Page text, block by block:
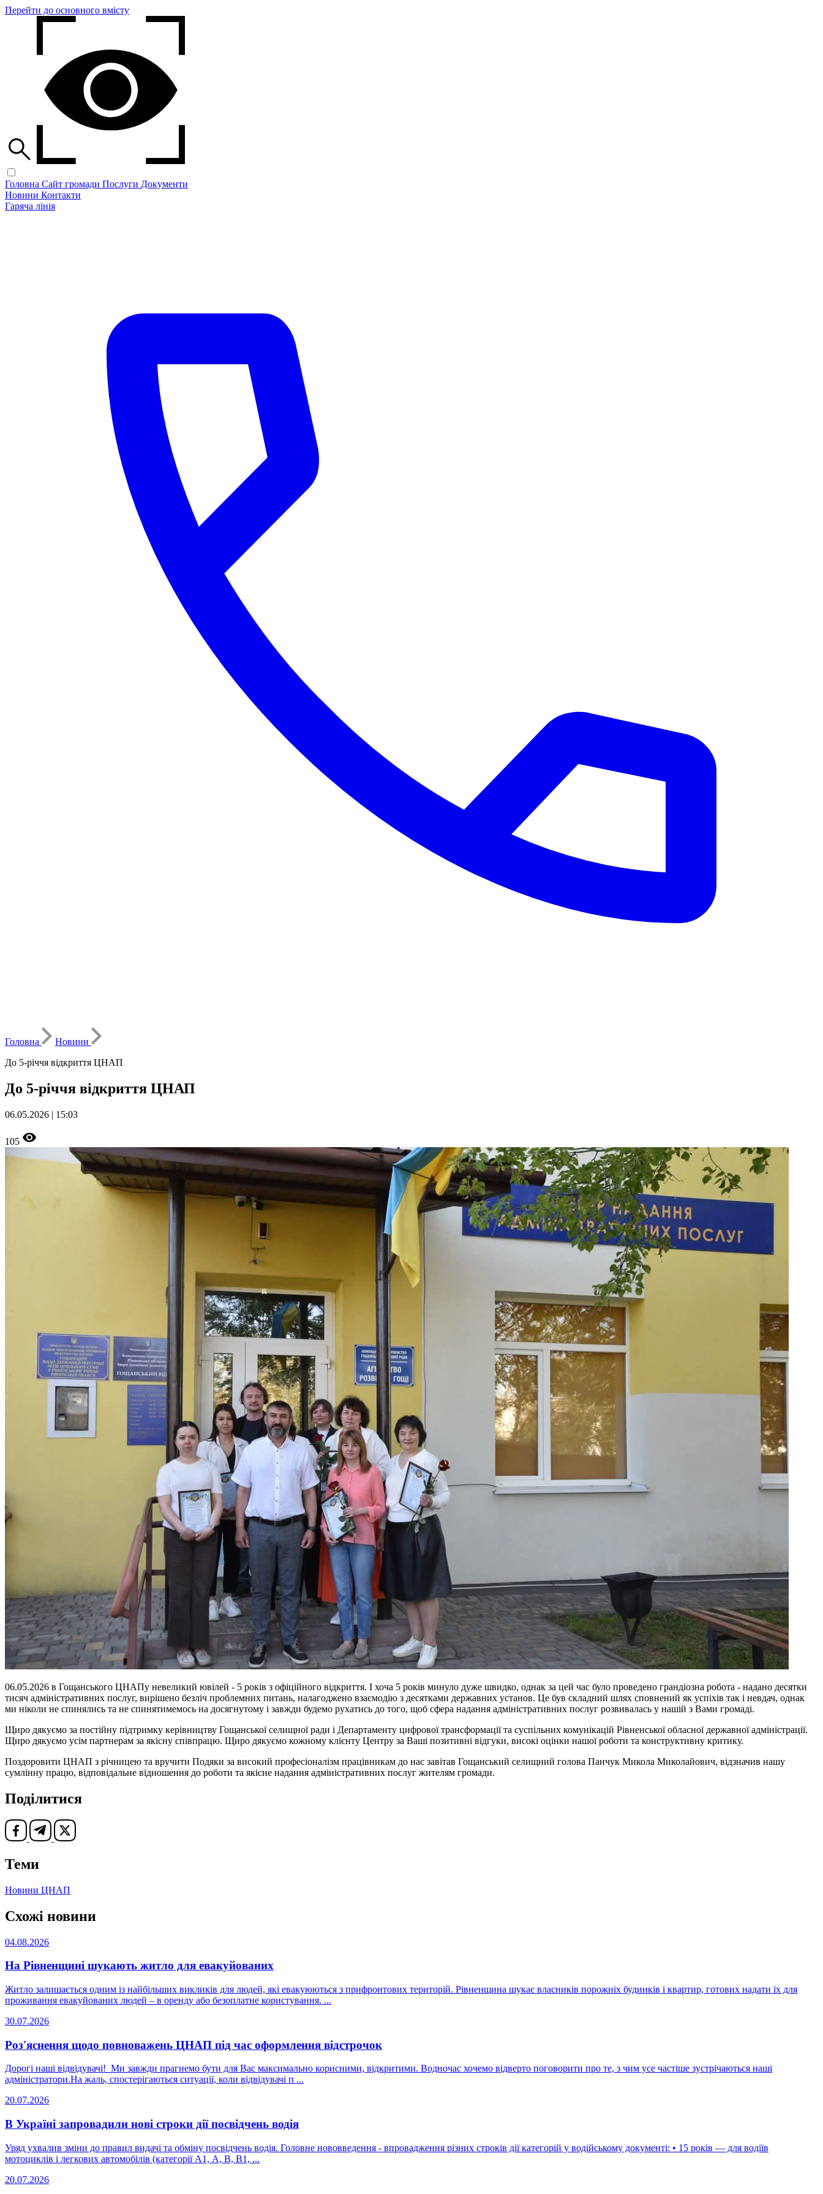
Перейти до основного вмісту
Головна Сайт громади Послуги Документи
Новини Контакти
Гаряча лінія
Головна
Новини
До 5-річчя відкриття ЦНАП
До 5-річчя відкриття ЦНАП
06.05.2026 | 15:03
105
06.05.2026 в Гощанського ЦНАПу невеликий ювілей - 5 років з офіційного відкриття. І хоча 5 років минуло дуже швидко, однак за цей час було проведено грандіозна робота - надано десятки
тисяч адміністративних послуг, вирішено безліч проблемних питань, налагоджено взаємодію з десятками державних установ. Це був складний шлях сповнений як успіхів так і невдач, однак
ми ніколи не спинялись та не спинятимемось на досягнутому і завжди будемо рухатись до того, щоб сфера надання адміністративних послуг розвивалась у нашій з Вами громаді.
Щиро дякуємо за постійну підтримку керівництву Гощанської селищної ради і Департаменту цифрової транcформації та суспільних комунікацій Рівненської обласної державної адміністрації.
Щиро дякуємо усім партнерам за якісну співпрацю. Щиро дякуємо кожному клієнту Центру за Ваші позитивні відгуки, високі оцінки нашої роботи та конструктивну критику.
Поздоровити ЦНАП з річницею та вручити Подяки за високий професіоналізм працівникам до нас завітав Гощанський селищний голова Панчук Микола Миколайович, відзначив нашу
сумлінну працю, відповідальне відношення до роботи та якісне надання адміністративних послуг жителям громади.
Поділитися
Теми
Новини ЦНАП
Схожі новини
04.08.2026
На Рівненщині шукають житло для евакуйованих
Житло залишається одним із найбільших викликів для людей, які евакуюються з прифронтових територій. Рівненщина шукає власників порожніх будинків і квартир, готових надати їх для
проживання евакуйованих людей – в оренду або безоплатне користування. ...
30.07.2026
Роз'яснення щодо повноважень ЦНАП під час оформлення відстрочок
Дорогі наші відвідувачі! Ми завжди прагнемо бути для Вас максимально корисними, відкритими. Водночас хочемо відверто поговорити про те, з чим усе частіше зустрічаються наші
адміністратори. ​На жаль, спостерігаються ситуації, коли відвідувачі п ...
20.07.2026
В Україні запровадили нові строки дії посвідчень водія
Уряд ухвалив зміни до правил видачі та обміну посвідчень водія. Головне нововведення - впровадження різних строків дії категорій у водійському документі: • 15 років — для водіїв
мотоциклів і легкових автомобілів (категорії А1, А, В, В1, ...
20.07.2026